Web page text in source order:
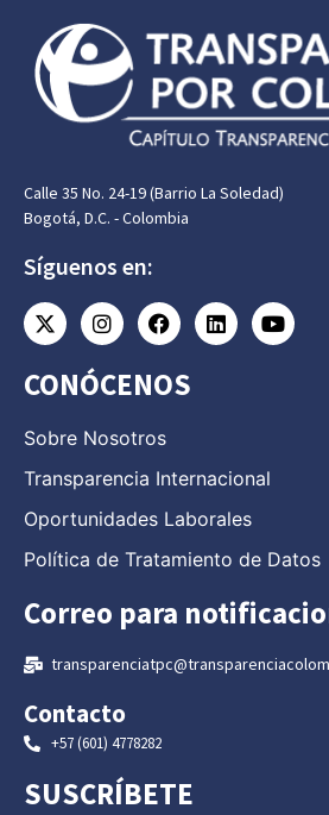
Calle 35 No. 24-19 (Barrio La Soledad)
Bogotá, D.C. - Colombia
Síguenos en:
CONÓCENOS
Sobre Nosotros
Transparencia Internacional
Oportunidades Laborales
Política de Tratamiento de Datos
Correo para
Contacto
+57 (601) 4778282
SUSCRÍBETE